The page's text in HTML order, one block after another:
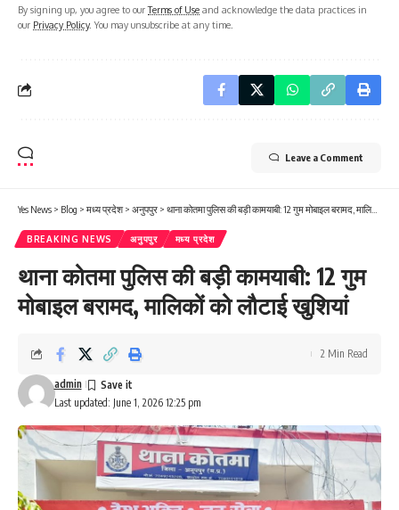
By signing up, you agree to ourTerms of Use and acknowledge the data practices in
our Privacy Policy. You may unsubscribe at any time.
Leave a Comment
Yes News > Blog > मध्य प्रदेश> अनुपपुर > थाना कोतमा पुलिस की बड़ी कामयाबी: 12 गुम मोबाइल बरामद, मालिकों को लौटाई खुशियां
BREAKING NEWS अनुपपुर मध्य प्रदेश
थाना कोतमा पुलिस की बड़ी कामयाबी: 12 गुम
मोबाइल बरामद, मालिकों को लौटाई खुशियां
Last updated: June 1, 2026 12:25 pm
admin
2 Min Read